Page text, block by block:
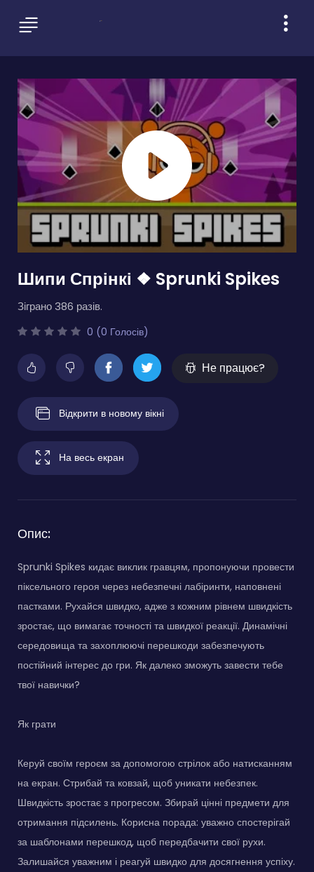
Шипи Спрінкі ❖ Sprunki Spikes
Зіграно 386 разів.
0 (0 Голосів)
Не працює?
Відкрити в новому вікні
На весь екран
Опис:
Sprunki Spikes кидає виклик гравцям, пропонуючи провести
піксельного героя через небезпечні лабіринти, наповнені
пастками. Рухайся швидко, адже з кожним рівнем швидкість
зростає, що вимагає точності та швидкої реакції. Динамічні
середовища та захоплюючі перешкоди забезпечують
постійний інтерес до гри. Як далеко зможуть завести тебе
твої навички?
Як грати
Керуй своїм героєм за допомогою стрілок або натисканням
на екран. Стрибай та ковзай, щоб уникати небезпек.
Швидкість зростає з прогресом. Збирай цінні предмети для
отримання підсилень. Корисна порада: уважно спостерігай
за шаблонами перешкод, щоб передбачити свої рухи.
Залишайся уважним і реагуй швидко для досягнення успіху.